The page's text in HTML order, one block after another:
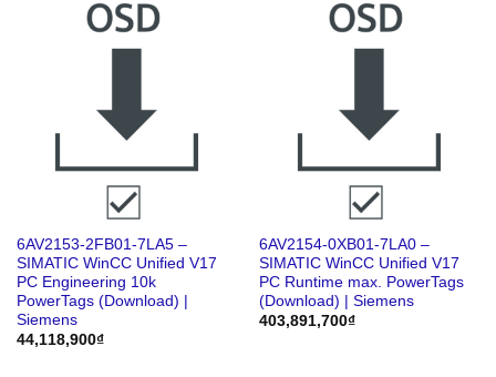
6AV2153-2FB01-7LA5 –
SIMATIC WinCC Unified V17
PC Engineering 10k
PowerTags (Download) |
Siemens
44,118,900₫
6AV2154-0XB01-7LA0 –
SIMATIC WinCC Unified V17
PC Runtime max. PowerTags
(Download) | Siemens
403,891,700₫